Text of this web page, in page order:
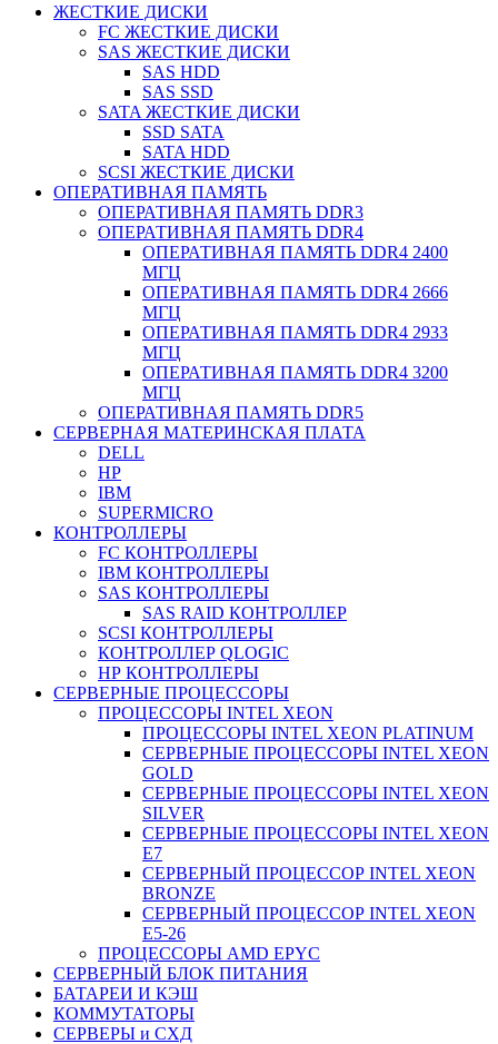
ЖЕСТКИЕ ДИСКИ
FC ЖЕСТКИЕ ДИСКИ
SAS ЖЕСТКИЕ ДИСКИ
SAS HDD
SAS SSD
SATA ЖЕСТКИЕ ДИСКИ
SSD SATA
SATA HDD
SCSI ЖЕСТКИЕ ДИСКИ
ОПЕРАТИВНАЯ ПАМЯТЬ
ОПЕРАТИВНАЯ ПАМЯТЬ DDR3
ОПЕРАТИВНАЯ ПАМЯТЬ DDR4
ОПЕРАТИВНАЯ ПАМЯТЬ DDR4 2400
МГЦ
ОПЕРАТИВНАЯ ПАМЯТЬ DDR4 2666
МГЦ
ОПЕРАТИВНАЯ ПАМЯТЬ DDR4 2933
МГЦ
ОПЕРАТИВНАЯ ПАМЯТЬ DDR4 3200
МГЦ
ОПЕРАТИВНАЯ ПАМЯТЬ DDR5
СЕРВЕРНАЯ МАТЕРИНСКАЯ ПЛАТА
DELL
HP
IBM
SUPERMICRO
КОНТРОЛЛЕРЫ
FC КОНТРОЛЛЕРЫ
IBM КОНТРОЛЛЕРЫ
SAS КОНТРОЛЛЕРЫ
SAS RAID КОНТРОЛЛЕР
SCSI КОНТРОЛЛЕРЫ
КОНТРОЛЛЕР QLOGIC
НР КОНТРОЛЛЕРЫ
СЕРВЕРНЫЕ ПРОЦЕССОРЫ
ПРОЦЕССОРЫ INTEL XEON
ПРОЦЕССОРЫ INTEL XEON PLATINUM
СЕРВЕРНЫЕ ПРОЦЕССОРЫ INTEL XEON
GOLD
СЕРВЕРНЫЕ ПРОЦЕССОРЫ INTEL XEON
SILVER
СЕРВЕРНЫЕ ПРОЦЕССОРЫ INTEL XEON
Е7
СЕРВЕРНЫЙ ПРОЦЕССОР INTEL XEON
BRONZE
СЕРВЕРНЫЙ ПРОЦЕССОР INTEL XEON
Е5-26
ПРОЦЕССОРЫ AMD EPYC
СЕРВЕРНЫЙ БЛОК ПИТАНИЯ
БАТАРЕИ И КЭШ
КОММУТАТОРЫ
СЕРВЕРЫ и СХД